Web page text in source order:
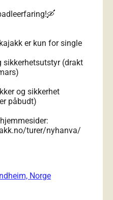
er kun for single
sikkerhetsutstyr (drakt
og sikkerhet
påbudt)
turer/nyhanva/
Norge